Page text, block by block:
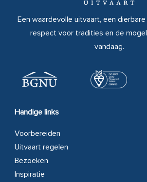
Een waardevolle uitvaart, een
respect voor tradities en de
vandaag.
Handige links
Voorbereiden
Uitvaart regelen
Bezoeken
Inspiratie